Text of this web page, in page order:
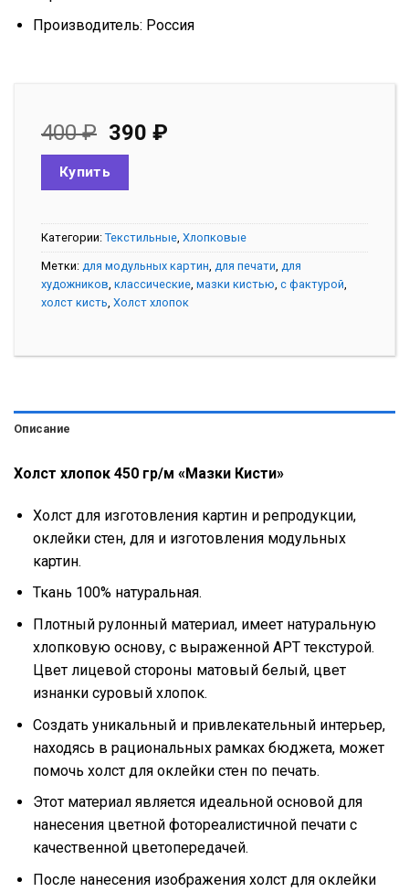
Производитель: Россия
400₽ Первоначальная
цена
составляла
400 ₽.
390₽
Купить
Категории: Текстильные, Хлопковые
Метки: для модульных картин, для печати, для
художников, классические, мазки кистью, с фактурой,
холст кисть, Холст хлопок
Описание
Холст хлопок 450 гр/м «Мазки Кисти»
Холст для изготовления картин и репродукции,
оклейки стен, для и изготовления модульных
картин.
Ткань 100% натуральная.
Плотный рулонный материал, имеет натуральную
хлопковую основу, с выраженной АРТ текстурой.
Цвет лицевой стороны матовый белый, цвет
изнанки суровый хлопок.
Создать уникальный и привлекательный интерьер,
находясь в рациональных рамках бюджета, может
помочь холст для оклейки стен по печать.
Этот материал является идеальной основой для
нанесения цветной фотореалистичной печати с
качественной цветопередачей.
После нанесения изображения холст для оклейки